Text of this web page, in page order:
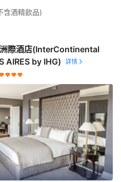
含酒精飲品)
際酒店(InterContinental
AIRES by IHG)